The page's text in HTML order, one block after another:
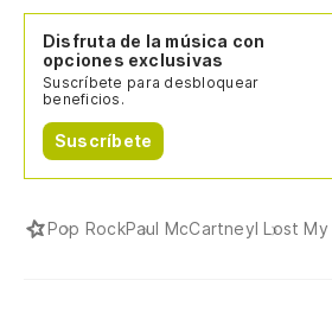
Disfruta de la música con
opciones exclusivas
Suscríbete para desbloquear
beneficios.
Suscríbete
Pop RockPaul McCartneyI Lost